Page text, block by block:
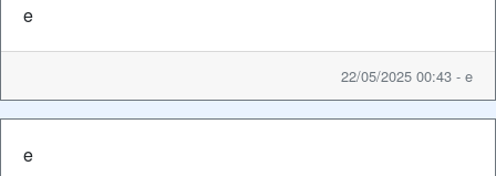
e
22/05/2025 00:43 - e
e